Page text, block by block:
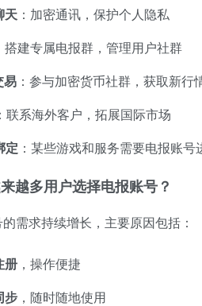
天 ：加密通讯，保护个人隐私
搭建专属电报群，管理用户社群
易 ：参与加密货币社群，获取新行
：联系海外客户，拓展国际市场
定 ：某些游戏和服务需要电报账号
越多用户选择电报账号？
需求持续增长，主要原因包括：
册 ，操作便捷
步 ，随时随地使用